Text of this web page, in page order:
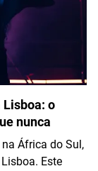
Lisboa: o
nunca
África do Sul,
Este